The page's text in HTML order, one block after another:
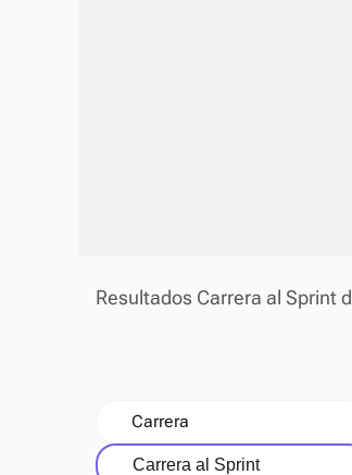
Resultados Carrera al Sprint
Carrera
Carrera al Sprint